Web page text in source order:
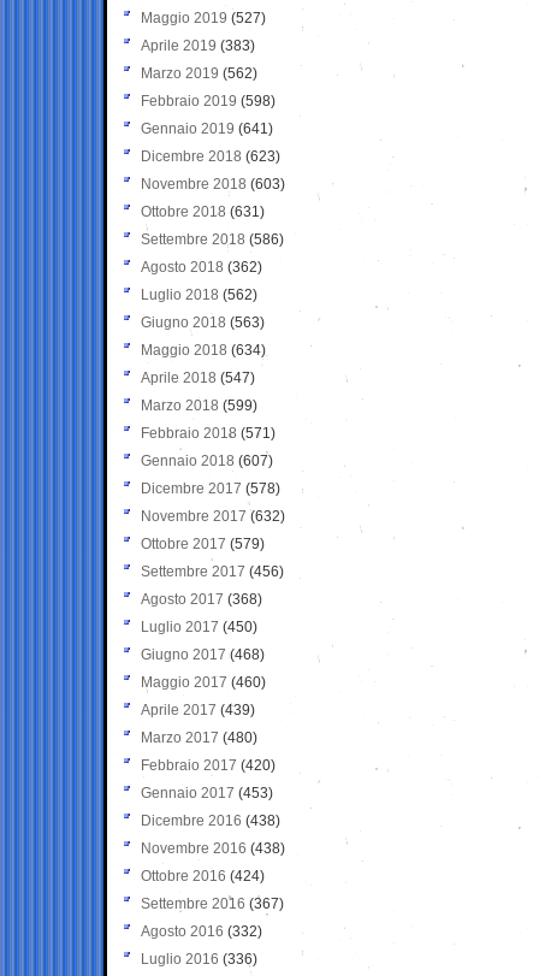
Maggio 2019 (527)
Aprile 2019 (383)
Marzo 2019 (562)
Febbraio 2019 (598)
Gennaio 2019 (641)
Dicembre 2018 (623)
Novembre 2018 (603)
Ottobre 2018 (631)
Settembre 2018 (586)
Agosto 2018 (362)
Luglio 2018 (562)
Giugno 2018 (563)
Maggio 2018 (634)
Aprile 2018 (547)
Marzo 2018 (599)
Febbraio 2018 (571)
Gennaio 2018 (607)
Dicembre 2017 (578)
Novembre 2017 (632)
Ottobre 2017 (579)
Settembre 2017 (456)
Agosto 2017 (368)
Luglio 2017 (450)
Giugno 2017 (468)
Maggio 2017 (460)
Aprile 2017 (439)
Marzo 2017 (480)
Febbraio 2017 (420)
Gennaio 2017 (453)
Dicembre 2016 (438)
Novembre 2016 (438)
Ottobre 2016 (424)
Settembre 2016 (367)
Agosto 2016 (332)
Luglio 2016 (336)